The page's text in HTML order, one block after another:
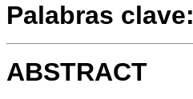
Palabras clave:
ABSTRACT